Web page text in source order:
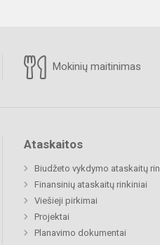
Mokinių maitinimas
Ataskaitos
Biudžeto vykdymo ataskaitų
Finansinių ataskaitų rinkiniai
Viešieji pirkimai
Projektai
Planavimo dokumentai